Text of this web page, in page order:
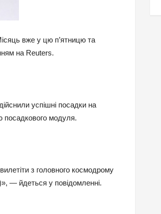
вже у цю п’ятницю та
на Reuters.
успішні посадки на
посадкового модуля.
з головного космодрому
— йдеться у повідомленні.